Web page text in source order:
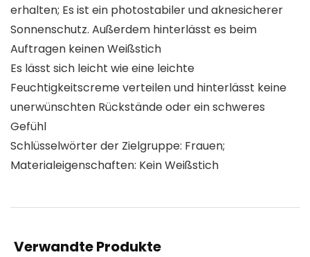
erhalten; Es ist ein photostabiler und aknesicherer
Sonnenschutz. Außerdem hinterlässt es beim
Auftragen keinen Weißstich
Es lässt sich leicht wie eine leichte
Feuchtigkeitscreme verteilen und hinterlässt keine
unerwünschten Rückstände oder ein schweres
Gefühl
Schlüsselwörter der Zielgruppe: Frauen;
Materialeigenschaften: Kein Weißstich
Verwandte Produkte